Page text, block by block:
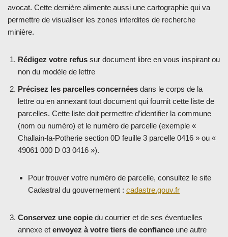
avocat. Cette dernière alimente aussi une cartographie qui va
permettre de visualiser les zones interdites de recherche
minière.
Rédigez votre refus sur document libre en vous inspirant ou
non du modèle de lettre
Précisez les parcelles concernées dans le corps de la
lettre ou en annexant tout document qui fournit cette liste de
parcelles. Cette liste doit permettre d’identifier la commune
(nom ou numéro) et le numéro de parcelle (exemple «
Challain-la-Potherie section 0D feuille 3 parcelle 0416 » ou «
49061 000 D 03 0416 »).
Pour trouver votre numéro de parcelle, consultez le site
Cadastral du gouvernement : cadastre.gouv.fr
Conservez une copie du courrier et de ses éventuelles
annexe et envoyez à votre tiers de confiance une autre